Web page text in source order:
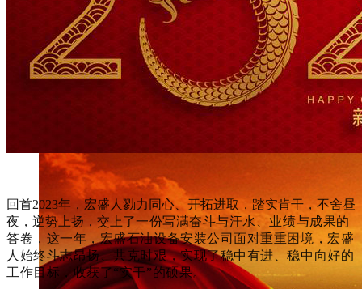
回首2023年，宏盛人勠力同心、开拓进取，踏实肯干，不舍昼
夜，逆势上扬，交上了一份写满奋斗与汗水、业绩与成果的
答卷，这一年，宏盛石油设备安装公司面对重重困境，宏盛
人 始终斗志昂扬、共克时艰，实现了稳中有进、稳中向好的
工作目标，收获了“实干”的硕果。